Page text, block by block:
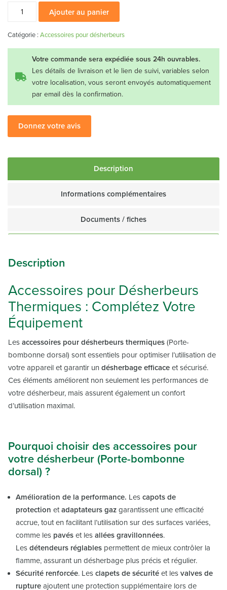
quantité
Porte-
Ajouter au panier
Catégorie : Accessoires pour désherbeurs
Votre commande sera expédiée sous 24h ouvrables.
Les détails de livraison et le lien de suivi, variables selon
votre localisation, vous seront envoyés automatiquement
par email dès la confirmation.
Donnez votre avis
Description
Informations complémentaires
Documents / fiches
Description
Accessoires pour Désherbeurs
Thermiques : Complétez Votre
Équipement
Les accessoires pour désherbeurs thermiques (Porte-
bombonne dorsal) sont essentiels pour optimiser l’utilisation de
votre appareil et garantir un désherbage efficace et sécurisé.
Ces éléments améliorent non seulement les performances de
votre désherbeur, mais assurent également un confort
d’utilisation maximal.
Pourquoi choisir des accessoires pour
votre désherbeur (Porte-bombonne
dorsal) ?
Amélioration de la performance. Les capots de
protection etadaptateurs gaz garantissent une efficacité
accrue, tout en facilitant l’utilisation sur des surfaces variées,
comme les pavés et les allées gravillonnées.
Les détendeurs réglables permettent de mieux contrôler la
flamme, assurant un désherbage plus précis et régulier.
Sécurité renforcée. Les clapets de sécurité et les valves de
rupture ajoutent une protection supplémentaire lors de